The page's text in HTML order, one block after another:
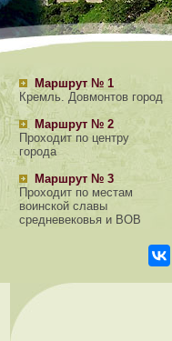
Маршрут № 1
Кремль. Довмонтов город
Маршрут № 2
Проходит по центру
города
Маршрут № 3
Проходит по местам
воинской славы
средневековья и ВОВ